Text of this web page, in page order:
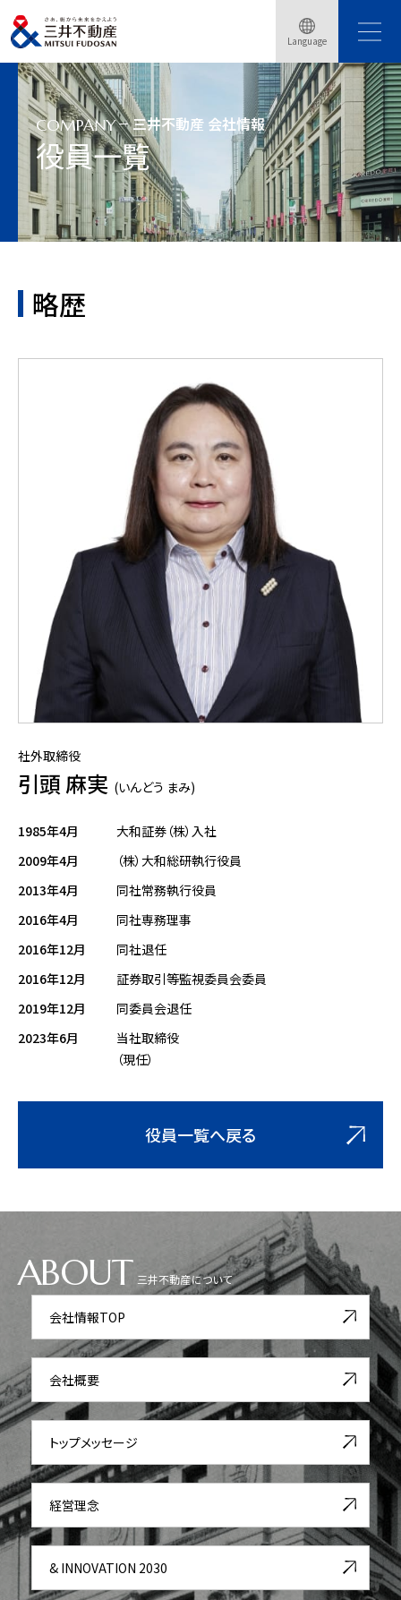
Language
トップページ 会社情報 略歴：引頭 麻実
COMPANY 三井不動産 会社情報
役員一覧
略歴
社外取締役
引頭 麻実 (いんどう まみ)
1985年4月
大和証券（株）入社
2009年4月
（株）大和総研執行役員
2013年4月
同社常務執行役員
2016年4月
同社専務理事
2016年12月
同社退任
2016年12月
証券取引等監視委員会委員
2019年12月
同委員会退任
2023年6月
当社取締役
（現任）
役員一覧へ戻る
ABOUT 三井不動産について
会社情報TOP
会社概要
トップメッセージ
経営理念
& INNOVATION 2030